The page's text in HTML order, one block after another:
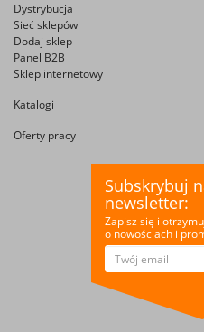
Dystrybucja
Sieć sklepów
Dodaj sklep
Panel B2B
Sklep internetowy
Katalogi
Oferty pracy
Subskrybuj
newsletter:
Zapisz się i
o nowościach i